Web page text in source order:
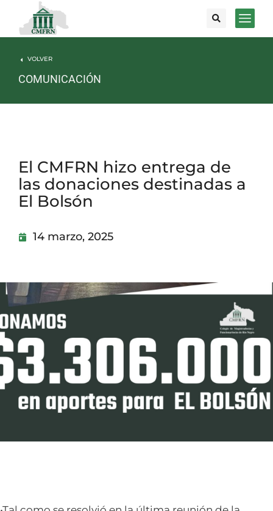
VOLVER
COMUNICACIÓN
El CMFRN hizo entrega de
las donaciones destinadas a
El Bolsón
14 marzo, 2025